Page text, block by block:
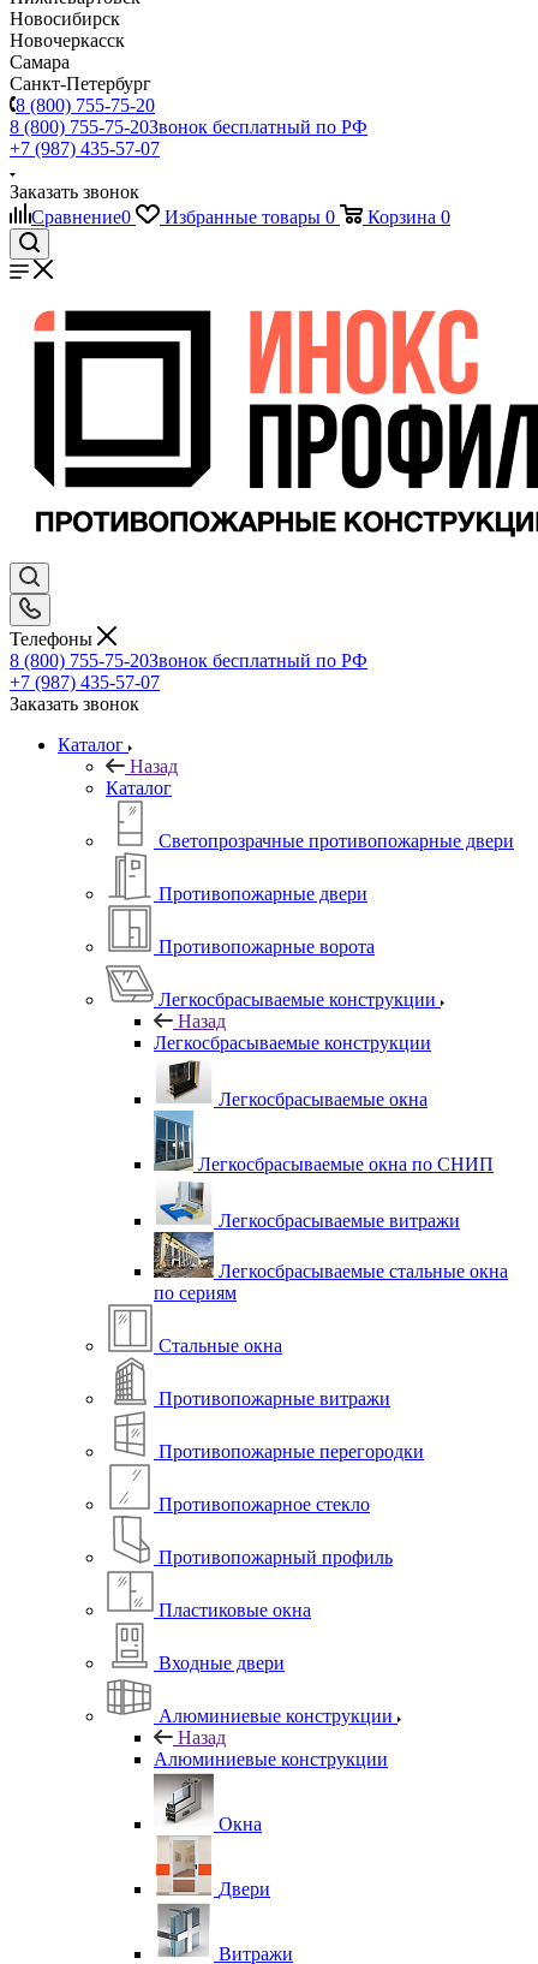
Новосибирск
Новочеркасск
Самара
Санкт-Петербург
8 (800) 755-75-20
8 (800) 755-75-20Звонок бесплатный по РФ
+7 (987) 435-57-07
Заказать звонок
Сравнение0 Избранные товары 0 Корзина 0
Телефоны
8 (800) 755-75-20Звонок бесплатный по РФ
+7 (987) 435-57-07
Заказать звонок
Каталог
Назад
Каталог
Светопрозрачные противопожарные двери
Противопожарные двери
Противопожарные ворота
Легкосбрасываемые конструкции
Назад
Легкосбрасываемые конструкции
Легкосбрасываемые окна
Легкосбрасываемые окна по СНИП
Легкосбрасываемые витражи
Легкосбрасываемые стальные окна
по сериям
Стальные окна
Противопожарные витражи
Противопожарные перегородки
Противопожарное стекло
Противопожарный профиль
Пластиковые окна
Входные двери
Алюминиевые конструкции
Назад
Алюминиевые конструкции
Окна
Двери
Витражи